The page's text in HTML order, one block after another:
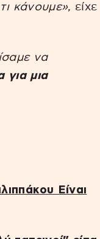
κάνουμε», είχε
να
για μια
Είναι